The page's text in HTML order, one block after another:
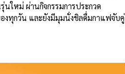
นใหม่ ผ่านกิจกรรมการประกวด
องทุกวัน และยังมีมุมนั่งชิลดื่มกาแฟจับคู่